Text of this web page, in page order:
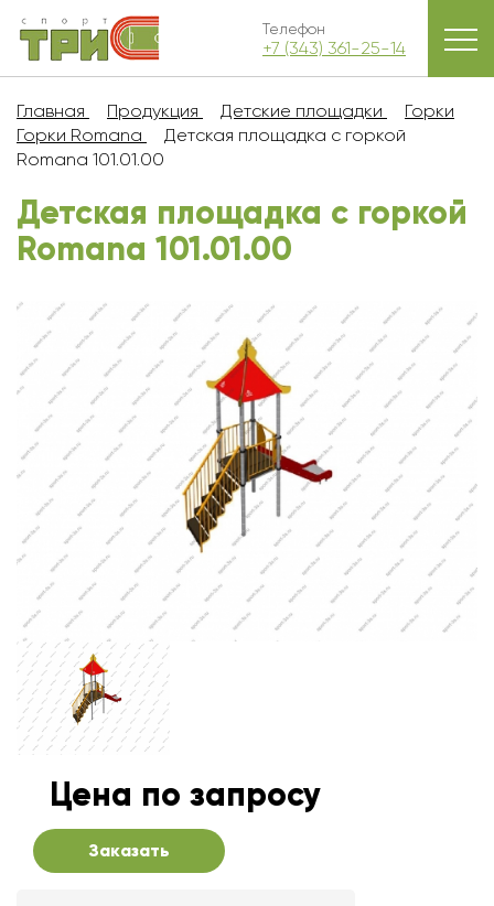
Телефон
+7 (343) 361-25-14
Главная Продукция Детские площадки
Горки
Горки Romana
Детская площадка с горкой
Romana 101.01.00
Детская площадка с горкой
Romana 101.01.00
Цена по запросу
Заказать